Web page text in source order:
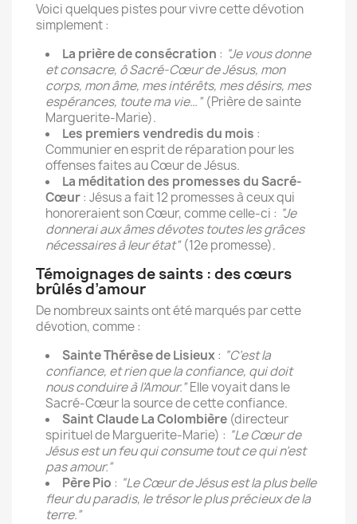
Voici quelques pistes pour vivre cette dévotion
simplement :
La prière de consécration : “Je vous donne
et consacre, ô Sacré-Cœur de Jésus, mon
corps, mon âme, mes intérêts, mes désirs, mes
espérances, toute ma vie…”(Prière de sainte
Marguerite-Marie).
Les premiers vendredis du mois :
Communier en esprit de réparation pour les
offenses faites au Cœur de Jésus.
La méditation des promesses du Sacré-
Cœur: Jésus a fait 12 promesses à ceux qui
honoreraient son Cœur, comme celle-ci : “Je
donnerai aux âmes dévotes toutes les grâces
nécessaires à leur état”(12e promesse).
Témoignages de saints : des cœurs
brûlés d’amour
De nombreux saints ont été marqués par cette
dévotion, comme :
Sainte Thérèse de Lisieux: “C’est la
confiance, et rien que la confiance, qui doit
nous conduire à l’Amour.”Elle voyait dans le
Sacré-Cœur la source de cette confiance.
Saint Claude La Colombière (directeur
spirituel de Marguerite-Marie) : “Le Cœur de
Jésus est un feu qui consume tout ce qui n’est
pas amour.”
Père Pio : “Le Cœur de Jésus est la plus belle
fleur du paradis, le trésor le plus précieux de la
terre.”